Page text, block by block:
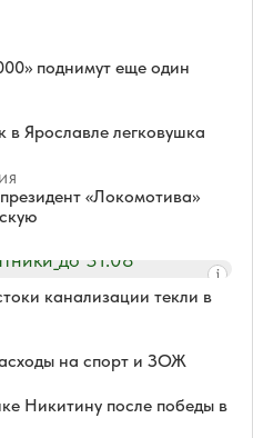
поднимут еще один
Ярославле легковушка
«Локомотива»
канализации текли в
на спорт и ЗОЖ
Никитину после победы в